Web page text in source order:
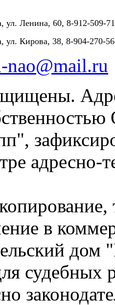
ул. Ленина, 60, 8-912-509-
ул. Кирова, 38, 8-904-270-
nao@mail.ru
адресно-
в
дом
судебных